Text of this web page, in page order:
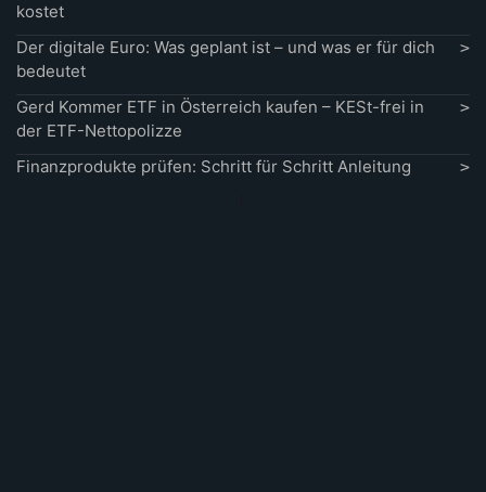
kostet
Der digitale Euro: Was geplant ist – und was er für dich
bedeutet
Gerd Kommer ETF in Österreich kaufen – KESt-frei in
der ETF-Nettopolizze
Finanzprodukte prüfen: Schritt für Schritt Anleitung